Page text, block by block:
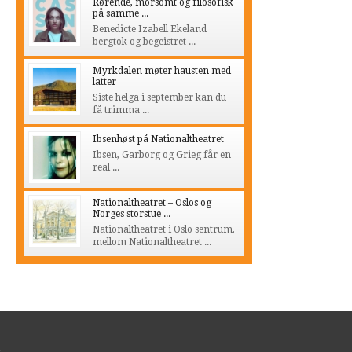
Rørende, morsomt og filosofisk
på samme ...
Benedicte Izabell Ekeland
bergtok og begeistret ...
Myrkdalen møter hausten med
latter
Siste helga i september kan du
få trimma ...
Ibsenhøst på Nationaltheatret
Ibsen, Garborg og Grieg får en
real ...
Nationaltheatret – Oslos og
Norges storstue ...
Nationaltheatret i Oslo sentrum,
mellom Nationaltheatret ...